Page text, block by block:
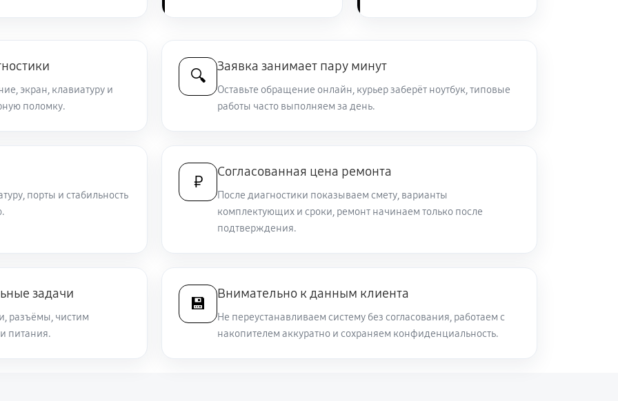
VAIO VGN-A160 80 минут
VGN-A160 1270 руб 40 минут
1190 руб 50 минут
VAIO VGN-A160 870 руб 30 минут
3000 руб 80 минут
VGN-A160 1920 руб 50 минут Заказать
экран, клавиатуру и
поломку.
🔍
Заявка занимает пару минут
Оставьте обращение онлайн, курьер заберёт ноутбук, типовые
работы часто выполняем за день.
порты и стабильность
₽
Согласованная цена ремонта
После диагностики показываем смету, варианты
комплектующих и сроки, ремонт начинаем только после
подтверждения.
задачи
разъёмы, чистим
питания.
💾
Внимательно к данным клиента
Не переустанавливаем систему без согласования, работаем с
накопителем аккуратно и сохраняем конфиденциальность.